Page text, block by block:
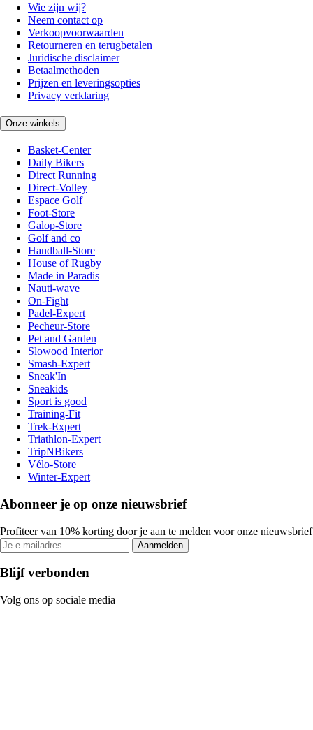
Wie zijn wij?
Neem contact op
Verkoopvoorwaarden
Retourneren en terugbetalen
Juridische disclaimer
Betaalmethoden
Prijzen en leveringsopties
Privacy verklaring
Onze winkels
Basket-Center
Daily Bikers
Direct Running
Direct-Volley
Espace Golf
Foot-Store
Galop-Store
Golf and co
Handball-Store
House of Rugby
Made in Paradis
Nauti-wave
On-Fight
Padel-Expert
Pecheur-Store
Pet and Garden
Slowood Interior
Smash-Expert
Sneak'In
Sneakids
Sport is good
Training-Fit
Trek-Expert
Triathlon-Expert
TripNBikers
Vélo-Store
Winter-Expert
Abonneer je op onze nieuwsbrief
Profiteer van 10% korting door je aan te melden voor onze nieuwsbrief
Aanmelden
Blijf verbonden
Volg ons op sociale media